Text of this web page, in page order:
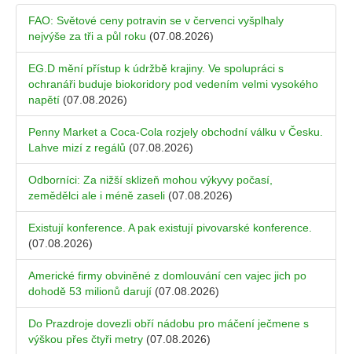
FAO: Světové ceny potravin se v červenci vyšplhaly
nejvýše za tři a půl roku (07.08.2026)
EG.D mění přístup k údržbě krajiny. Ve spolupráci s
ochranáři buduje biokoridory pod vedením velmi vysokého
napětí (07.08.2026)
Penny Market a Coca-Cola rozjely obchodní válku v Česku.
Lahve mizí z regálů (07.08.2026)
Odborníci: Za nižší sklizeň mohou výkyvy počasí,
zemědělci ale i méně zaseli (07.08.2026)
Existují konference. A pak existují pivovarské konference.
(07.08.2026)
Americké firmy obviněné z domlouvání cen vajec jich po
dohodě 53 milionů darují (07.08.2026)
Do Prazdroje dovezli obří nádobu pro máčení ječmene s
výškou přes čtyři metry (07.08.2026)